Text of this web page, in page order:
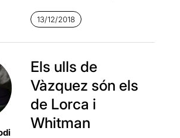
l'ambient opressor que es
vivia a Espanya en aquella
època degut a la seva
PerLorcaNew York va ser
el descobriment d’una
societat més moderna, un
lloc on poder viure i ser ell
mateix amb total llibertat. De
13/12/2018
Els ulls de
Vàzquez són els
de Lorca i
Whitman